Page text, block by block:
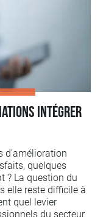
intégrer
d'amélioration
quelques
? La question du
elle reste difficile à
quel levier
du secteur